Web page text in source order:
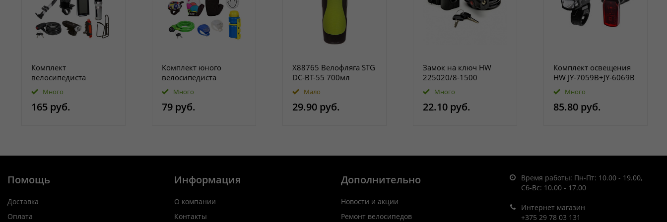
Комплект
велосипедиста
Много
165 руб.
Комплект юного
велосипедиста
Много
79 руб.
Х88765 Велофляга STG
DC-BT-55 700мл
защитной крышкой
черн/зеленая.
Мало
29.90 руб.
Замок на ключ HW
225020/8-1500
Много
22.10 руб.
Комплект освещения
HW JY-7059B+JY-6069B
Много
85.80 руб.
Помощь
Доставка
Оплата
Информация
О компании
Контакты
Дополнительно
Новости и акции
Ремонт велосипедов
Время работы: Пн-Пт: 10.00 - 19.00,
Сб-Вс: 10.00 - 17.00
Интернет магазин
+375 29 78 03 131